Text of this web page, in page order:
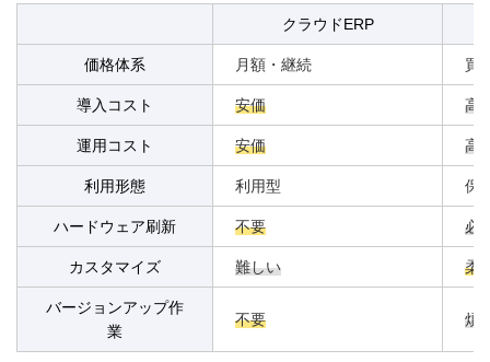
クラウドERP
価格体系 月額・継続 買
導入コスト 安価 高
運用コスト 安価 高
利用形態 利用型 保
ハードウェア刷新 不要 必
カスタマイズ 難しい 柔
バージョンアップ作
業
不要 煩